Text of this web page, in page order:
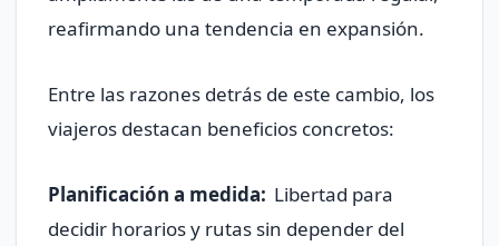
reafirmando una tendencia en expansión.
Entre las razones detrás de este cambio, los
viajeros destacan beneficios concretos:
Planificación a medida: Libertad para
decidir horarios y rutas sin depender del